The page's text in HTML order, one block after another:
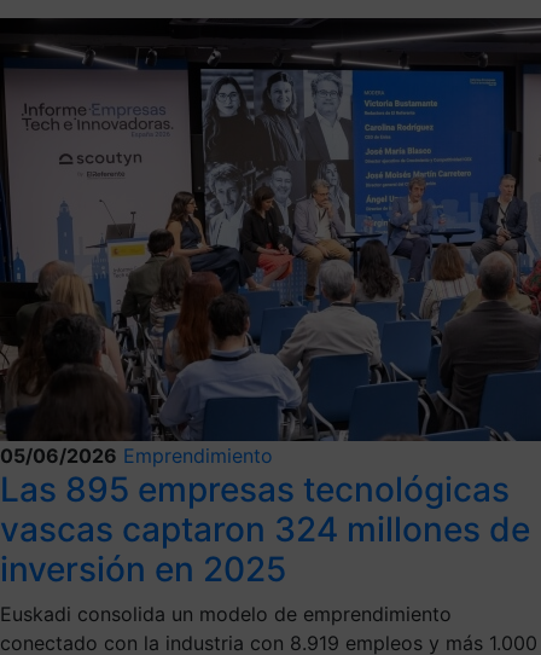
05/06/2026 Emprendimiento
Las 895 empresas tecnológicas
vascas captaron 324 millones de
inversión en 2025
Euskadi consolida un modelo de emprendimiento
conectado con la industria con 8.919 empleos y más 1.000